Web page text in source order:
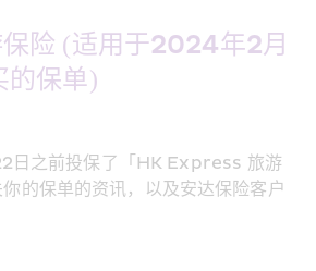
险 (适用于2024年2月
的保单)
日之前投保了「HK Express 旅游
的保单的资讯，以及安达保险客户